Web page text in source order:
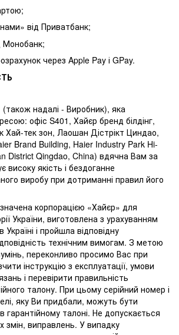
від Приватбанк;
Монобанк;
через Apple Pay і GPay.
надалі - Виробник), яка
офіс S401, Хайєр бренд білдінг,
Хай-тек зон, Лаошан Дістрікт Циндао,
Brand Building, Haier Industry Park Hi-
District Qingdao, China) вдячна Вам за
високу якість і бездоганне
виробу при дотриманні правил його
корпорацією «Хайєр» для
України, виготовлена з урахуванням
Україні і пройшла відповідну
технічним вимогам. З метою
переконливо просимо Вас при
інструкцію з експлуатації, умови
і перевірити правильність
талону. При цьому серійний номер і
яку Ви придбали, можуть бути
гарантійному талоні. Не допускається
змін, виправлень. У випадку